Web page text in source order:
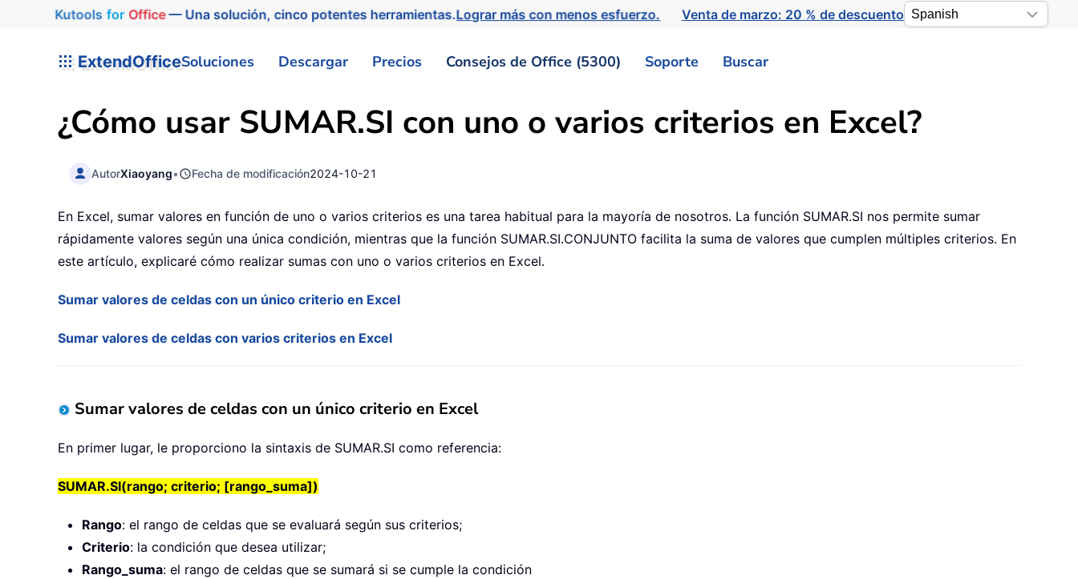
Kutools for Office— Una solución, cinco potentes herramientas.Lograr más con menos esfuerzo. Venta de marzo: 20 % de descuento
ExtendOfficeSoluciones Descargar Precios Consejos de Office (5300) Soporte Buscar
¿Cómo usar SUMAR.SI con uno o varios criterios en Excel?
AutorXiaoyang• Fecha de modificación2024-10-21
En Excel, sumar valores en función de uno o varios criterios es una tarea habitual para la mayoría de nosotros. La función SUMAR.SI nos permite sumar
rápidamente valores según una única condición, mientras que la función SUMAR.SI.CONJUNTO facilita la suma de valores que cumplen múltiples criterios. En
este artículo, explicaré cómo realizar sumas con uno o varios criterios en Excel.
Sumar valores de celdas con un único criterio en Excel
Sumar valores de celdas con varios criterios en Excel
Sumar valores de celdas con un único criterio en Excel
En primer lugar, le proporciono la sintaxis de SUMAR.SI como referencia:
SUMAR.SI(rango; criterio; [rango_suma])
Rango: el rango de celdas que se evaluará según sus criterios;
Criterio: la condición que desea utilizar;
Rango_suma: el rango de celdas que se sumará si se cumple la condición